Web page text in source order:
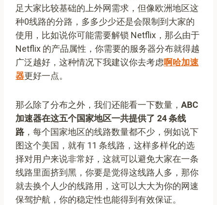
足大家比较基础的上外网需求，但像欧洲地区这
种0线路的分路，多多少少还是会限制到大家的
使用，比如说你可能需要解锁 Netflix，那么由于
Netflix 的产品属性，你需要的服务器分布就得越
广泛越好，这种情况下我建议你去考虑啊哈加速
器更好一点。
那么除了分布之外，我们还能看一下数量， ABC
加速器在这五个国家地区一共提供了 24 条线
路 ，每个国家地区的线路数量都不少，例如说下
图这个美国，就有 11 条线路，这样多样化的选
择对用户来说非常好，这就可以避免大家在一条
线路里面挤到黑，你要是觉得这线路人多，那你
就去换个人少的线路用，这可以大大为你的网速
保驾护航，你的稳定性也能得到有效保证。